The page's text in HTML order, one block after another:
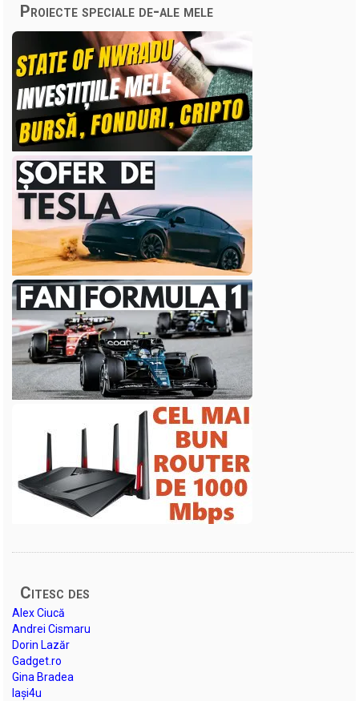
Proiecte speciale de-ale mele
Citesc des
Alex Ciucă
Andrei Cismaru
Dorin Lazăr
Gadget.ro
Gina Bradea
Iași4u